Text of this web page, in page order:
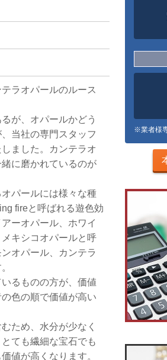
ラオパールのルース
が、オパールかどう
当社の専門スタッフ
ました。カンテラオ
に磨かれているのが
パールには様々な種
fireと呼ばれる遊色効
ーオパール、ホワイ
キシコオパールと呼
オパール、カンテラ
るものの方が、価値
色の順で価値が高い
ため、水分が少なく
ても繊細な宝石でも
値が高くなります。
※業者様